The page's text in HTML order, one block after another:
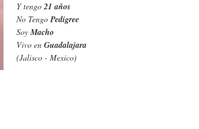
Y tengo21 años
No TengoPedigree
SoyMacho
Vivo en Guadalajara
(Jalisco - Mexico)